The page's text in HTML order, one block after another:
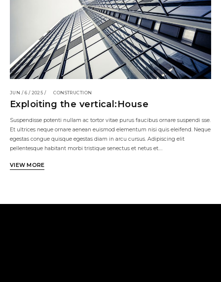
JUN / 6 / 2025 / CONSTRUCTION
Exploiting the vertical:House
Suspendisse potenti nullam ac tortor vitae purus faucibus ornare suspendi sse.
Et ultrices neque ornare aenean euismod elementum nisi quis eleifend. Neque
egestas congue quisque egestas diam in arcu cursus. Adipiscing elit
pellentesque habitant morbi tristique senectus et netus et.…
VIEW MORE